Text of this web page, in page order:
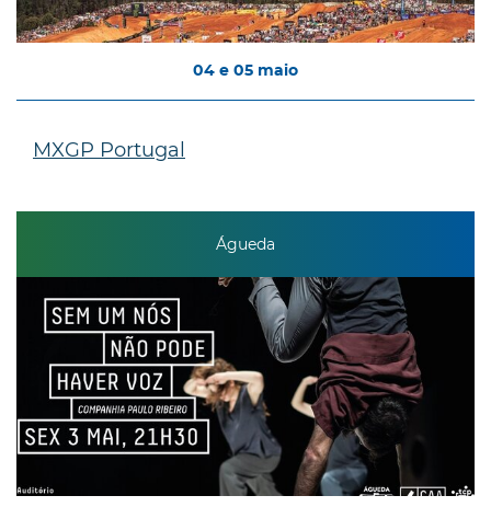
04 e 05 maio
MXGP Portugal
Águeda